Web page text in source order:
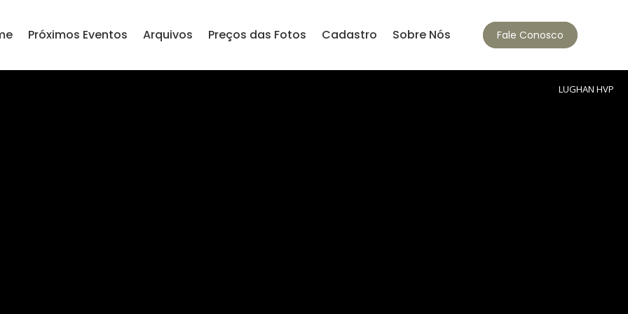
Próximos Eventos Arquivos Preços das Fotos Cadastro Sobre Nós Fale Conosco
LUGHAN HVP